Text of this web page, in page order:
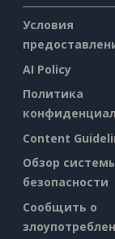
Условия
AI Policy
Политика
Content
Обзор
безопасности
Сообщить о